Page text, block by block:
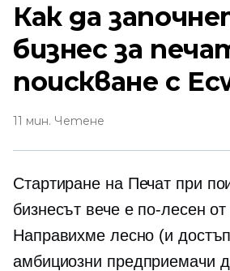
Как да
бизнес за
поискване с
11 мин. Четене
Стартиране на Печат при
бизнесът вече е по-лесен от
Направихме лесно (и
амбициозни предприемачи